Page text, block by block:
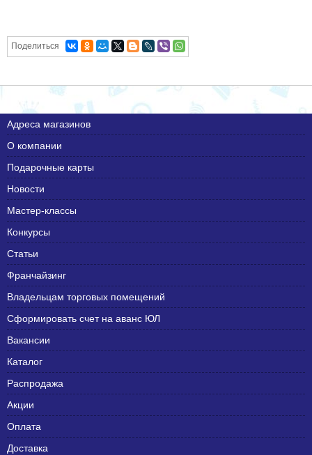
Поделиться
Адреса магазинов
О компании
Подарочные карты
Новости
Мастер-классы
Конкурсы
Статьи
Франчайзинг
Владельцам торговых помещений
Сформировать счет на аванс ЮЛ
Вакансии
Каталог
Распродажа
Акции
Оплата
Доставка